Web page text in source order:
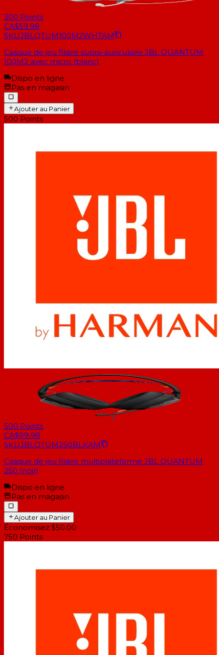
300 Points
CA$59.98
SKUJBLQTUM100M2WHTAM
Casque de jeu filaire supra-auriculaire JBL QUANTUM
100M2 avec micro (blanc)
Dispo en ligne
Pas en magasin
Ajouter au Panier
500 Points
500 Points
CA$99.98
SKUJBLQTUM250BLKAM
Casque de jeu filaire multiplateforme JBL QUANTUM
250 (noir)
Dispo en ligne
Pas en magasin
Ajouter au Panier
Économisez $50.00
750 Points